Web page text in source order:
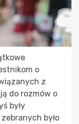
o
z
do rozmów o
były
było